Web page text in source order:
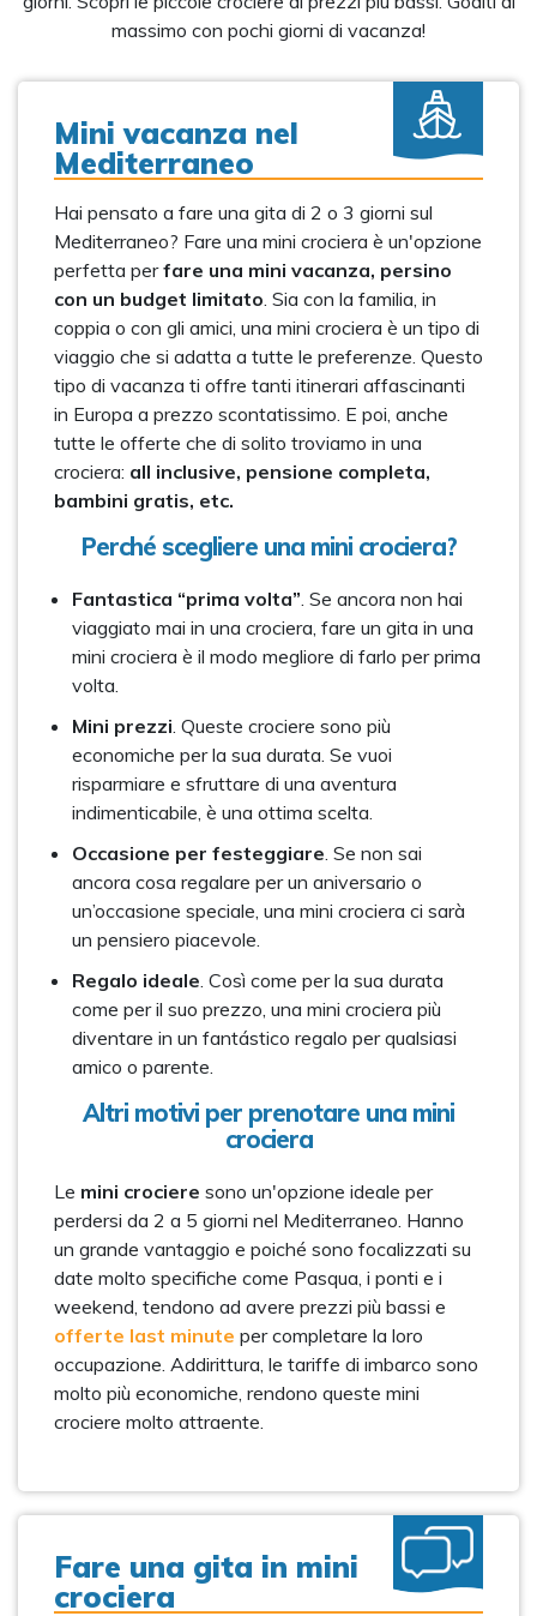
massimo con pochi giorni di vacanza!
Mini vacanza nel
Mediterraneo
Hai pensato a fare una gita di 2 o 3 giorni sul
Mediterraneo? Fare una mini crociera è un'opzione
perfetta perfare una mini vacanza, persino
con un budget limitato. Sia con la familia, in
coppia o con gli amici, una mini crociera è un tipo di
viaggio che si adatta a tutte le preferenze. Questo
tipo di vacanza ti offre tanti itinerari affascinanti
in Europa a prezzo scontatissimo. E poi, anche
tutte le offerte che di solito troviamo in una
crociera: all inclusive, pensione completa,
bambini gratis, etc.
Perché scegliere una mini crociera?
Fantastica “prima volta”. Se ancora non hai
viaggiato mai in una crociera, fare un gita in una
mini crociera è il modo megliore di farlo per prima
volta.
Mini prezzi. Queste crociere sono più
economiche per la sua durata. Se vuoi
risparmiare e sfruttare di una aventura
indimenticabile, è una ottima scelta.
Occasione per festeggiare. Se non sai
ancora cosa regalare per un aniversario o
un’occasione speciale, una mini crociera ci sarà
un pensiero piacevole.
Regalo ideale. Così come per la sua durata
come per il suo prezzo, una mini crociera più
diventare in un fantástico regalo per qualsiasi
amico o parente.
Altri motivi per prenotare una mini
crociera
Le mini crociere sono un'opzione ideale per
perdersi da 2 a 5 giorni nel Mediterraneo. Hanno
un grande vantaggio e poiché sono focalizzati su
date molto specifiche come Pasqua, i ponti e i
weekend, tendono ad avere prezzi più bassi e
offerte last minute per completare la loro
occupazione. Addirittura, le tariffe di imbarco sono
molto più economiche, rendono queste mini
crociere molto attraente.
Fare una gita in mini
crociera